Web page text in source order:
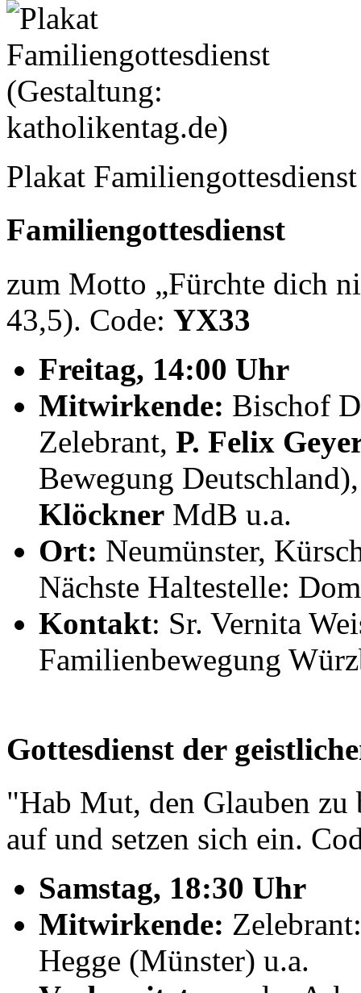
Plakat
Familiengottesdienst
zum Motto „Fürchte dich
43,5). Code: YX33
Freitag, 14:00 Uhr
Mitwirkende: Bischof
Zelebrant, P. Felix
Bewegung
Klöckner MdB u.a.
Ort: Neumünster,
Nächste Haltestelle:
Kontakt: Sr. Vernita
Familienbewegung
Gottesdienst der
"Hab Mut, den Glauben zu
auf und setzen sich ein.
Samstag, 18:30 Uhr
Mitwirkende:
Hegge (Münster) u.a.